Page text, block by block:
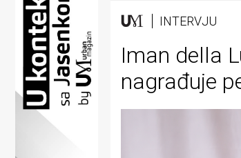
Književnost
Muzika
Film
Intervju
Kolumne
INTERVJU
Iman della
nagrađuje